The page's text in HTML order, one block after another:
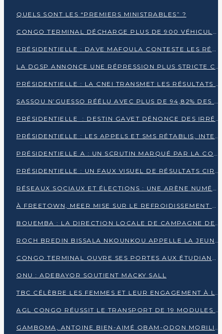
QUELS SONT LES “PREMIERS MINISTRABLES” ?
CONGO TERMINAL DÉCHARGE PLUS DE 900 VÉHICULES EN QUELQUES HEURES
PRÉSIDENTIELLE : DAVE MAFOULA CONTESTE LES RÉSULTATS PROVISOIRES
LA DGSP ANNONCE UNE RÉPRESSION PLUS STRICTE CONTRE LES MOTO-TAXIS
PRÉSIDENTIELLE : LA CNEI TRANSMET LES RÉSULTATS PROVISOIRES À LA COUR CONSTITUTIONNELLE
SASSOU N’GUESSO RÉÉLU AVEC PLUS DE 94,82% DES VOIX
PRÉSIDENTIELLE : DESTIN GAVET DÉNONCE DES IRRÉGULARITÉS ET REVENDIQUE LA VICTOIRE
PRÉSIDENTIELLE : LES APPELS ET SMS RÉTABLIS, INTERNET RESTE BLOQUÉ
PRÉSIDENTIELLE A : UN SCRUTIN MARQUÉ PAR LA COUPURE D’INTERNET ET UNE AFFLUENCE TIMIDE À BRAZZAVILLE
PRÉSIDENTIELLE : UN FAUX VISUEL DE RÉSULTATS CIRCULE
RÉSEAUX SOCIAUX ET ÉLECTIONS : UNE ARÈNE NUMÉRIQUE EN PLEINE MUTATION AU CONGO
À FREETOWN, MEER MISE SUR LE REFROIDISSEMENT PASSIF FACE À LA CHALEUR EXTRÊME
BOUEMBA : LA DIRECTION LOCALE DE CAMPAGNE DE DENIS SASSOU N’GUESSO MULTIPLIE LES ACTIVITÉS DE MOBILISATION
ROCH BREDIN BISSALA NKOUNKOU APPELLE LA JEUNESSE DE GOMA TSÉ-TSÉ À UN VOTE MASSIF POUR DENIS SASSOU NGUESSO
CONGO TERMINAL OUVRE SES PORTES AUX ÉTUDIANTS EN TRANSPORT ET LOGISTIQUE
ONU : ADEBAYOR SOUTIENT MACKY SALL
TBC CÉLÈBRE LES FEMMES ET LEUR ENGAGEMENT À L’OCCASION DU 8 MARS
AGL CONGO RÉUSSIT LE TRANSPORT DE 19 MODULES HORS GABARIT ENTRE POINTE-NOIRE ET BRAZZAVILLE
GAMBOMA, ANTOINE BIEN-AIMÉ OBAM-ODON MOBILISE LES 32 148 ÉLECTEURS EN FAVEUR DE DENIS SASSOU NGUESSO